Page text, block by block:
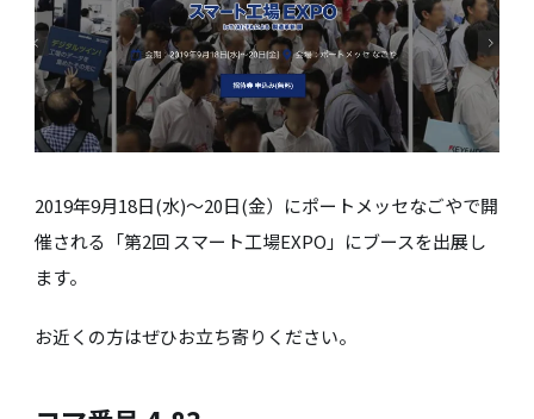
2019年9月18日(水)～20日(金）にポートメッセなごやで開
催される「第2回 スマート工場EXPO」にブースを出展し
ます。
お近くの方はぜひお立ち寄りください。